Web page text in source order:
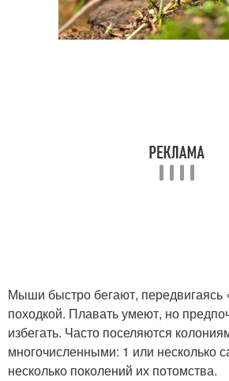
Мыши быстро бегают,
походкой. Плавать умеют, но
избегать. Часто поселяются
многочисленными: 1 или несколько
несколько поколений их потомства.